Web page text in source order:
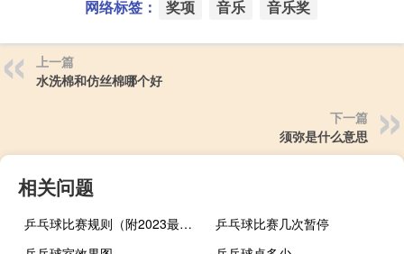
网络标签： 奖项 音乐 音乐奖
上一篇
水洗棉和仿丝棉哪个好
下一篇
须弥是什么意思
相关问题
乒乓球比赛规则（附2023最新详细规则）
乒乓球比赛几次暂停